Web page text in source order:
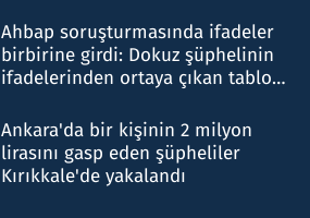
Ahbap soruşturmasında ifadeler
birbirine girdi: Dokuz şüphelinin
ifadelerinden ortaya çıkan tablo
Ankara'da bir kişinin 2 milyon
lirasını gasp eden şüpheliler
Kırıkkale'de yakalandı